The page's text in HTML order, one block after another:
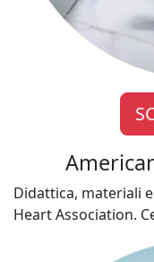
Didattica, materiali
Heart Association.